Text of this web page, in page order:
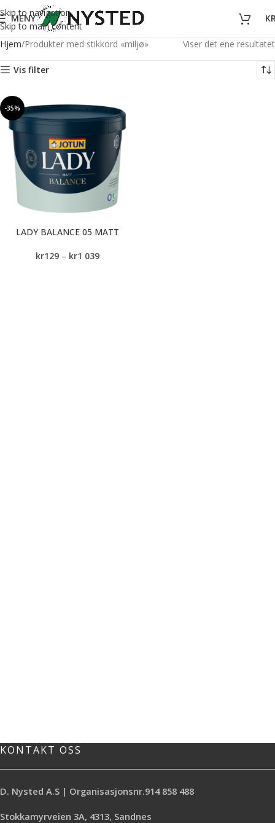
Skip to navigation
Skip to main content
MENY
Hjem Produkter med stikkord «miljø» Viser det ene resultatet
Vis filter
-35%
LADY BALANCE 05 MATT
kr129 – kr1 039
KONTAKT OSS
D. Nysted A.S | Organisasjonsnr.914 858 488
Stokkamyrveien 3A, 4313, Sandnes